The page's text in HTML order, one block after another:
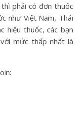
phải có đơn thuốc
như Việt Nam, Thái
hiệu thuốc, các bạn
mức thấp nhất là